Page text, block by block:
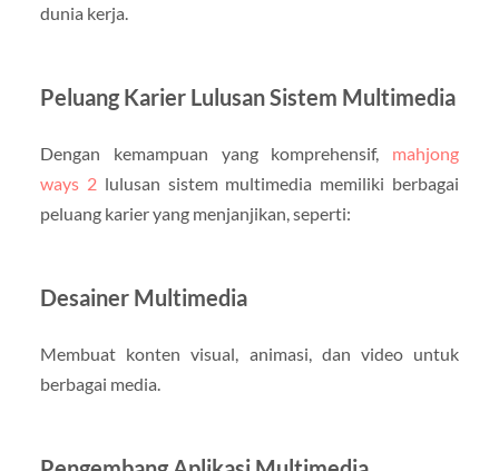
dunia kerja.
Peluang Karier Lulusan Sistem Multimedia
Dengan kemampuan yang komprehensif, mahjong
ways 2lulusan sistem multimedia memiliki berbagai
peluang karier yang menjanjikan, seperti:
Desainer Multimedia
Membuat konten visual, animasi, dan video untuk
berbagai media.